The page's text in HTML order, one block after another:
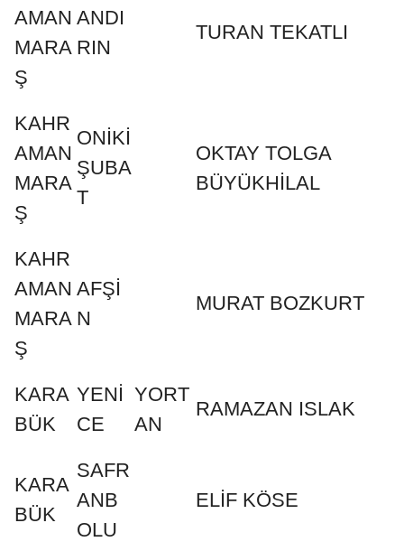
AMAN
MARA
Ş
ANDI
RIN
TURAN TEKATLI
KAHR
AMAN
MARA
Ş
ONİKİ
ŞUBA
T
OKTAY TOLGA
BÜYÜKHİLAL
KAHR
AMAN
MARA
Ş
AFŞİ
N
MURAT BOZKURT
KARA
BÜK
YENİ
CE
YORT
AN
RAMAZAN ISLAK
KARA
BÜK
SAFR
ANB
OLU
ELİF KÖSE